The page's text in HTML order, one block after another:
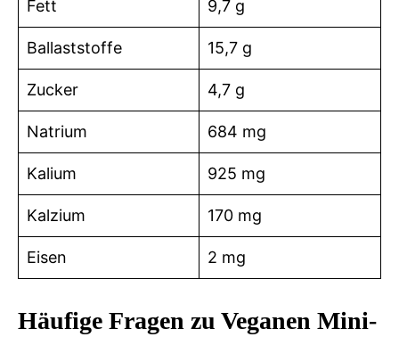
Fett 9,7 g
Ballaststoffe 15,7 g
Zucker 4,7 g
Natrium 684 mg
Kalium 925 mg
Kalzium 170 mg
Eisen 2 mg
Häufige Fragen zu Veganen Mini-